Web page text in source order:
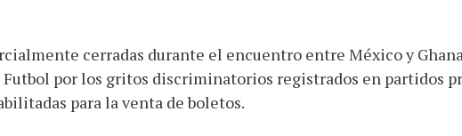
cerradas durante el encuentro entre México y
por los gritos discriminatorios registrados en partidos
para la venta de boletos.